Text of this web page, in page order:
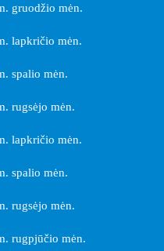
gruodžio mėn.
lapkričio mėn.
spalio mėn.
rugsėjo mėn.
lapkričio mėn.
spalio mėn.
rugsėjo mėn.
rugpjūčio mėn.